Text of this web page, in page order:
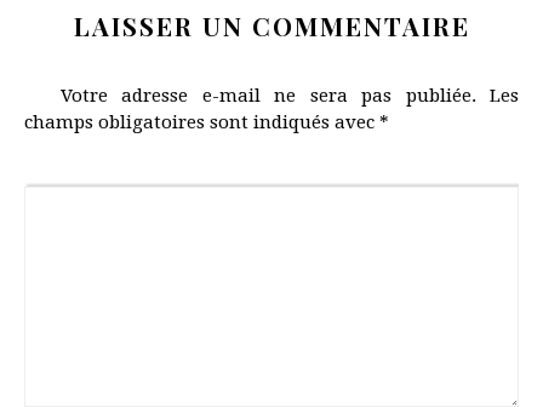
LAISSER UN COMMENTAIRE
Votre adresse e-mail ne sera pas publiée.
Les
champs obligatoires sont indiqués avec *